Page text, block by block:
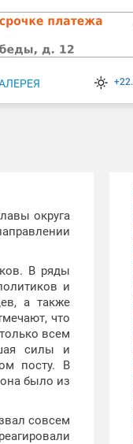
округа
В ряды
и
а также
что
всем
силы и
посту. В
было из
совсем